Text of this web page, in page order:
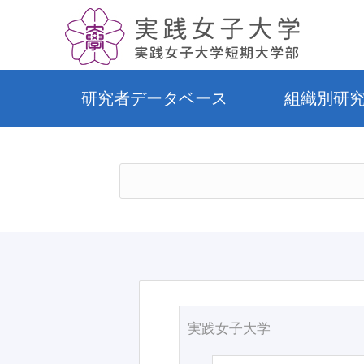
研究者データベース 組織別研
実践女子大学